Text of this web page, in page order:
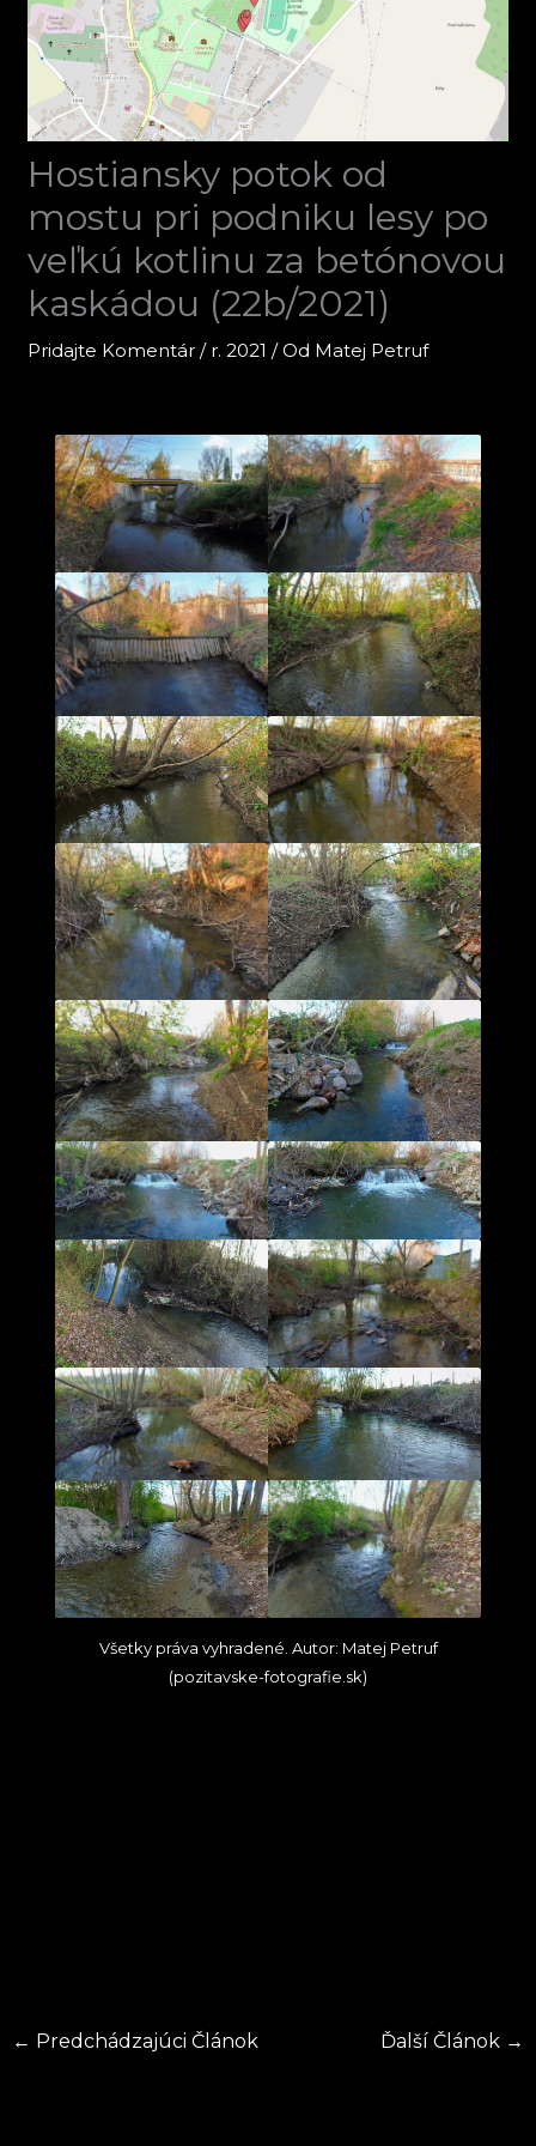
Hostiansky potok od
mostu pri podniku lesy po
veľkú kotlinu za betónovou
kaskádou (22b/2021)
Pridajte Komentár / r. 2021 / Od Matej Petruf
Všetky práva vyhradené. Autor: Matej Petruf
(pozitavske-fotografie.sk)
← Predchádzajúci Článok Ďalší Článok →